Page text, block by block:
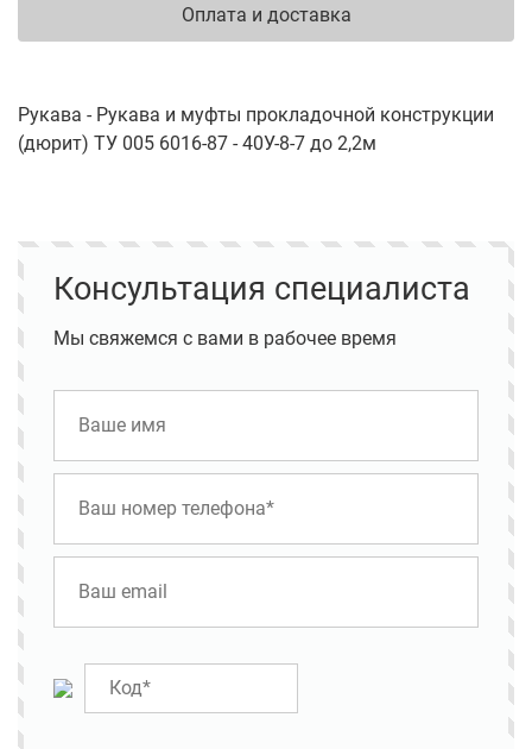
Оплата и доставка
Рукава - Рукава и муфты прокладочной конструкции
(дюрит) ТУ 005 6016-87 - 40У-8-7 до 2,2м
Консультация специалиста
Мы свяжемся с вами в рабочее время